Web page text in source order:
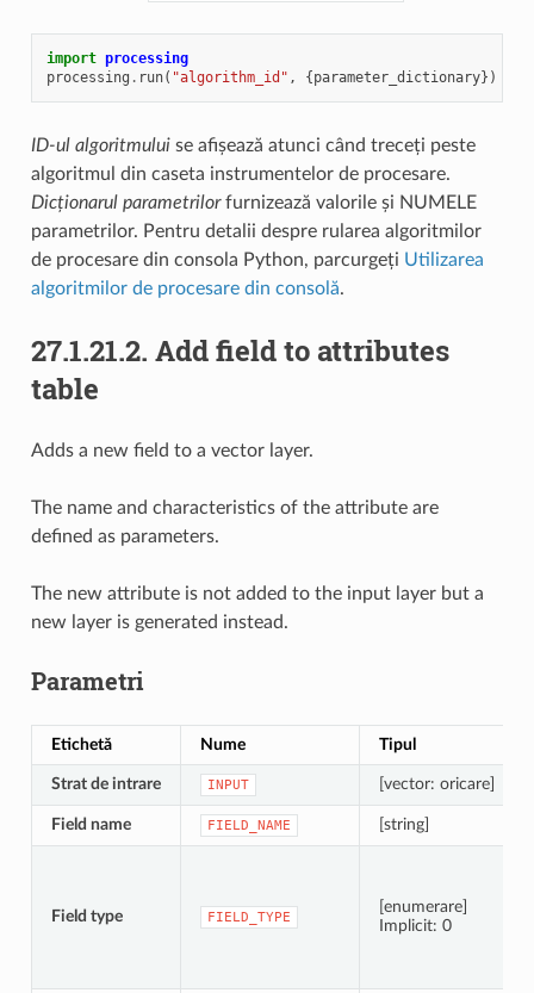
import processing
processing . run( "algorithm_id" , {parameter_dictionary})
ID-ul algoritmuluise afișează atunci când treceți peste
algoritmul din caseta instrumentelor de procesare.
Dicționarul parametrilorfurnizează valorile și NUMELE
parametrilor. Pentru detalii despre rularea algoritmilor
de procesare din consola Python, parcurgeți Utilizarea
algoritmilor de procesare din consolă.
27.1.21.2. Add field to attributes
table
Adds a new field to a vector layer.
The name and characteristics of the attribute are
defined as parameters.
The new attribute is not added to the input layer but a
new layer is generated instead.
Parametri
Etichetă Nume Tipul
Strat de intrare INPUT [vector: oricare]
Field name FIELD_NAME [string]
Field type FIELD_TYPE
[enumerare]
Implicit: 0